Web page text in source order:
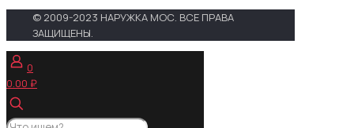
© 2009-2023 НАРУЖКА МОС. ВСЕ ПРАВА
ЗАЩИЩЕНЫ.
0
0.00 ₽